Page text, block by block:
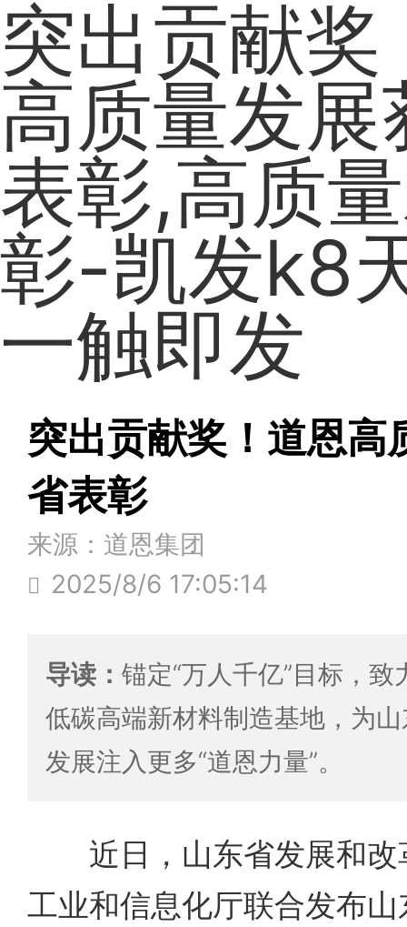
突出贡献奖
高质量发展
表彰,高质
彰-凯发k8
一触即发
突出贡献奖！道恩高
省表彰
来源：道恩集团
2025/8/6 17:05:14
导读： 锚定“万人千亿”目标，
低碳高端新材料制造基地，为
发展注入更多“道恩力量”。
近日，山东省发展和改
工业和信息化厅联合发布